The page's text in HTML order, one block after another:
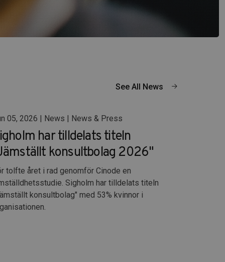
See All News
05, 2026 | News | News & Press
har tilldelats titeln
konsultbolag 2026"
tolfte året i rad genomför Cinode en
Sigholm har tilldelats titeln
konsultbolag" med 53% kvinnor i